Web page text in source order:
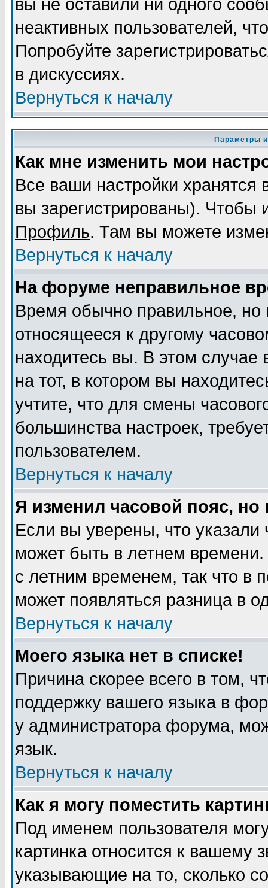
вы не оставили ни одного
неактивных пользователей,
Попробуйте
в дискуссиях.
Вернуться к началу
Параметры
Как мне изменить мои
Все ваши настройки хранятся
вы зарегистрированы). Чтобы
Профиль. Там вы можете
Вернуться к началу
На форуме неправильное
Время обычно правильное,
относящееся к другому
находитесь вы. В этом
на тот, в котором вы
учтите, что для смены
большинства настроек,
пользователем.
Вернуться к началу
Я изменил часовой пояс,
Если вы уверены, что указали
может быть в летнем
с летним временем, так что в
может появляться разница в
Вернуться к началу
Моего языка нет в списке!
Причина скорее всего в том,
поддержку вашего языка в
у администратора форума,
язык.
Вернуться к началу
Как я могу поместить
Под именем пользователя
картинка относится к вашему
указывающие на то, сколько